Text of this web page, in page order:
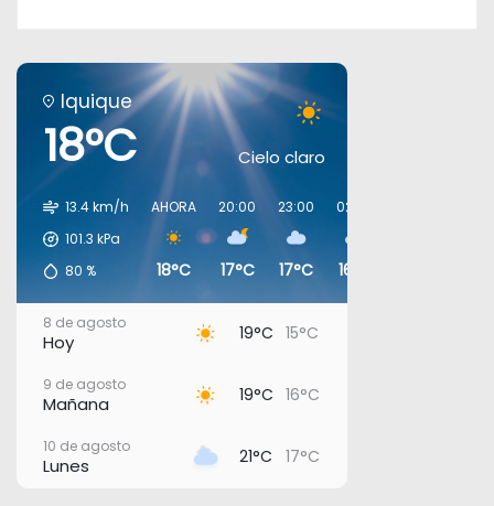
Iquique
18°C Cielo claro
13.4 km/h
101.3 kPa
80 %
AHORA
18°C
20:00
17°C
23:00
17°C
02:00
16°C
8 de agosto
Hoy 19°C 15°C
9 de agosto
Mañana 19°C 16°C
10 de agosto
Lunes 21°C 17°C